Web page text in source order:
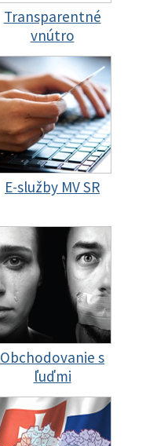
Transparentné
vnútro
E-služby MV SR
Obchodovanie s
ľuďmi